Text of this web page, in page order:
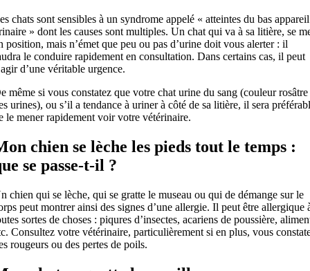
chats sont sensibles à un syndrome appelé « atteintes du bas appareil
» dont les causes sont multiples. Un chat qui va à sa litière, se
position, mais n’émet que peu ou pas d’urine doit vous alerter : il
le conduire rapidement en consultation. Dans certains cas, il peut
d’une véritable urgence.
même si vous constatez que votre chat urine du sang (couleur rosâtre
urines), ou s’il a tendance à uriner à côté de sa litière, il sera
le mener rapidement voir votre vétérinaire.
chien se lèche les pieds tout le temps :
se passe-t-il ?
chien qui se lèche, qui se gratte le museau ou qui de démange sur le
peut montrer ainsi des signes d’une allergie. Il peut être allergique
sortes de choses : piqures d’insectes, acariens de poussière,
Consultez votre vétérinaire, particulièrement si en plus, vous
rougeurs ou des pertes de poils.